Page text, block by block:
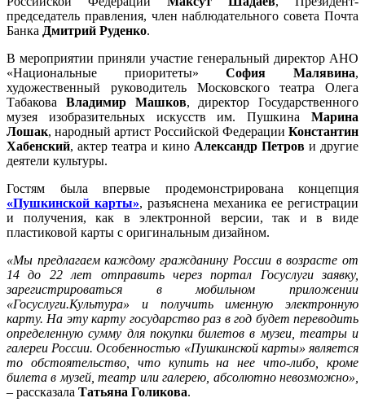
председатель правления, член наблюдательного совета Почта
Банка Дмитрий Руденко.
В мероприятии приняли участие генеральный директор АНО
«Национальные приоритеты»София Малявина,
художественный руководитель Московского театра Олега
Табакова Владимир Машков, директор Государственного
музея изобразительных искусств им. Пушкина Марина
Лошак, народный артист Российской Федерации Константин
Хабенский, актер театра и кино Александр Петров и другие
деятели культуры.
Гостям была впервые продемонстрирована концепция
«Пушкинской карты», разъяснена механика ее регистрации
и получения, как в электронной версии, так и в виде
пластиковой карты с оригинальным дизайном.
«Мы предлагаем каждому гражданину России в возрасте от
14 до 22 лет отправить через портал Госуслуги заявку,
зарегистрироваться в мобильном приложении
«Госуслуги.Культура» и получить именную электронную
карту. На эту карту государство раз в год будет переводить
определенную сумму для покупки билетов в музеи, театры и
галереи России. Особенностью «Пушкинской карты» является
то обстоятельство, что купить на нее что-либо, кроме
билета в музей, театр или галерею, абсолютно невозможно»,
– рассказала Татьяна Голикова.